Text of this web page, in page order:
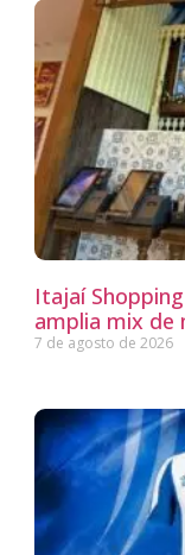
Itajaí
amplia mix de
7 de agosto de 2026